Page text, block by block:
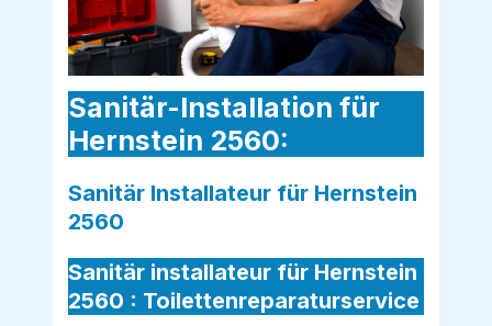
Sanitär-Installation für
Hernstein 2560:
Sanitär Installateur für Hernstein
2560
Sanitär installateur für Hernstein
2560 : Toilettenreparaturservice